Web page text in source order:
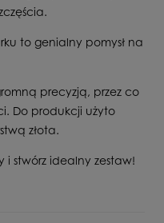
to genialny pomysł na
precyzją, przez co
Do produkcji użyto
złota.
i stwórz idealny zestaw!